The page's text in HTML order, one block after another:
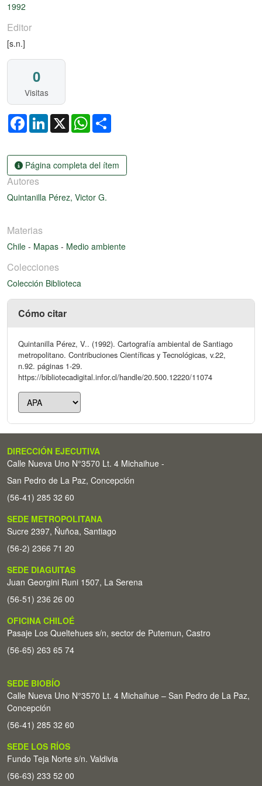
1992
Editor
[s.n.]
0
Visitas
FacebookLinkedIn
X WhatsApp
Página completa del ítem
Autores
Quintanilla Pérez, Victor G.
Materias
Chile - Mapas - Medio ambiente
Colecciones
Colección Biblioteca
Cómo citar
Quintanilla Pérez, V.. (1992). Cartografía ambiental de Santiago
metropolitano. Contribuciones Científicas y Tecnológicas, v.22,
n.92. páginas 1-29.
https://bibliotecadigital.infor.cl/handle/20.500.12220/11074
DIRECCIÓN EJECUTIVA
Calle Nueva Uno N°3570 Lt. 4 Michaihue -
San Pedro de La Paz, Concepción
(56-41) 285 32 60
SEDE METROPOLITANA
Sucre 2397, Ñuñoa, Santiago
(56-2) 2366 71 20
SEDE DIAGUITAS
Juan Georgini Runi 1507, La Serena
(56-51) 236 26 00
OFICINA CHILOÉ
Pasaje Los Queltehues s/n, sector de Putemun, Castro
(56-65) 263 65 74
SEDE BIOBÍO
Calle Nueva Uno N°3570 Lt. 4 Michaihue – San Pedro de La Paz,
Concepción
(56-41) 285 32 60
SEDE LOS RÍOS
Fundo Teja Norte s/n. Valdivia
(56-63) 233 52 00